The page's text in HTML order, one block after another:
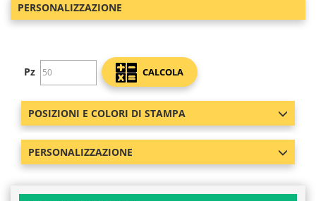
PERSONALIZZAZIONE
Pz CALCOLA
POSIZIONI E COLORI DI STAMPA
PERSONALIZZAZIONE